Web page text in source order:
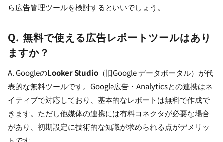
ら広告管理ツールを検討するといいでしょう。
Q. 無料で使える広告レポートツールはあり
ますか？
A. GoogleのLooker Studio （旧Google データポータル）が代
表的な無料ツールです。Google広告・Analyticsとの連携はネ
イティブで対応しており、基本的なレポートは無料で作成で
きます。ただし他媒体の連携には有料コネクタが必要な場合
があり、初期設定に技術的な知識が求められる点がデメリッ